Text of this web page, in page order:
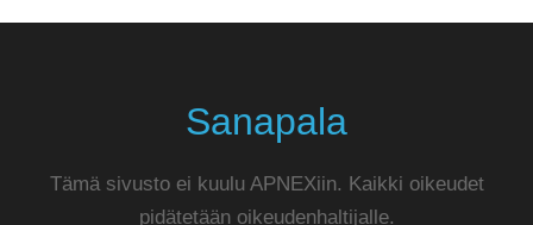
Sanapala
Tämä sivusto ei kuulu APNEXiin. Kaikki oikeudet
pidätetään oikeudenhaltijalle.